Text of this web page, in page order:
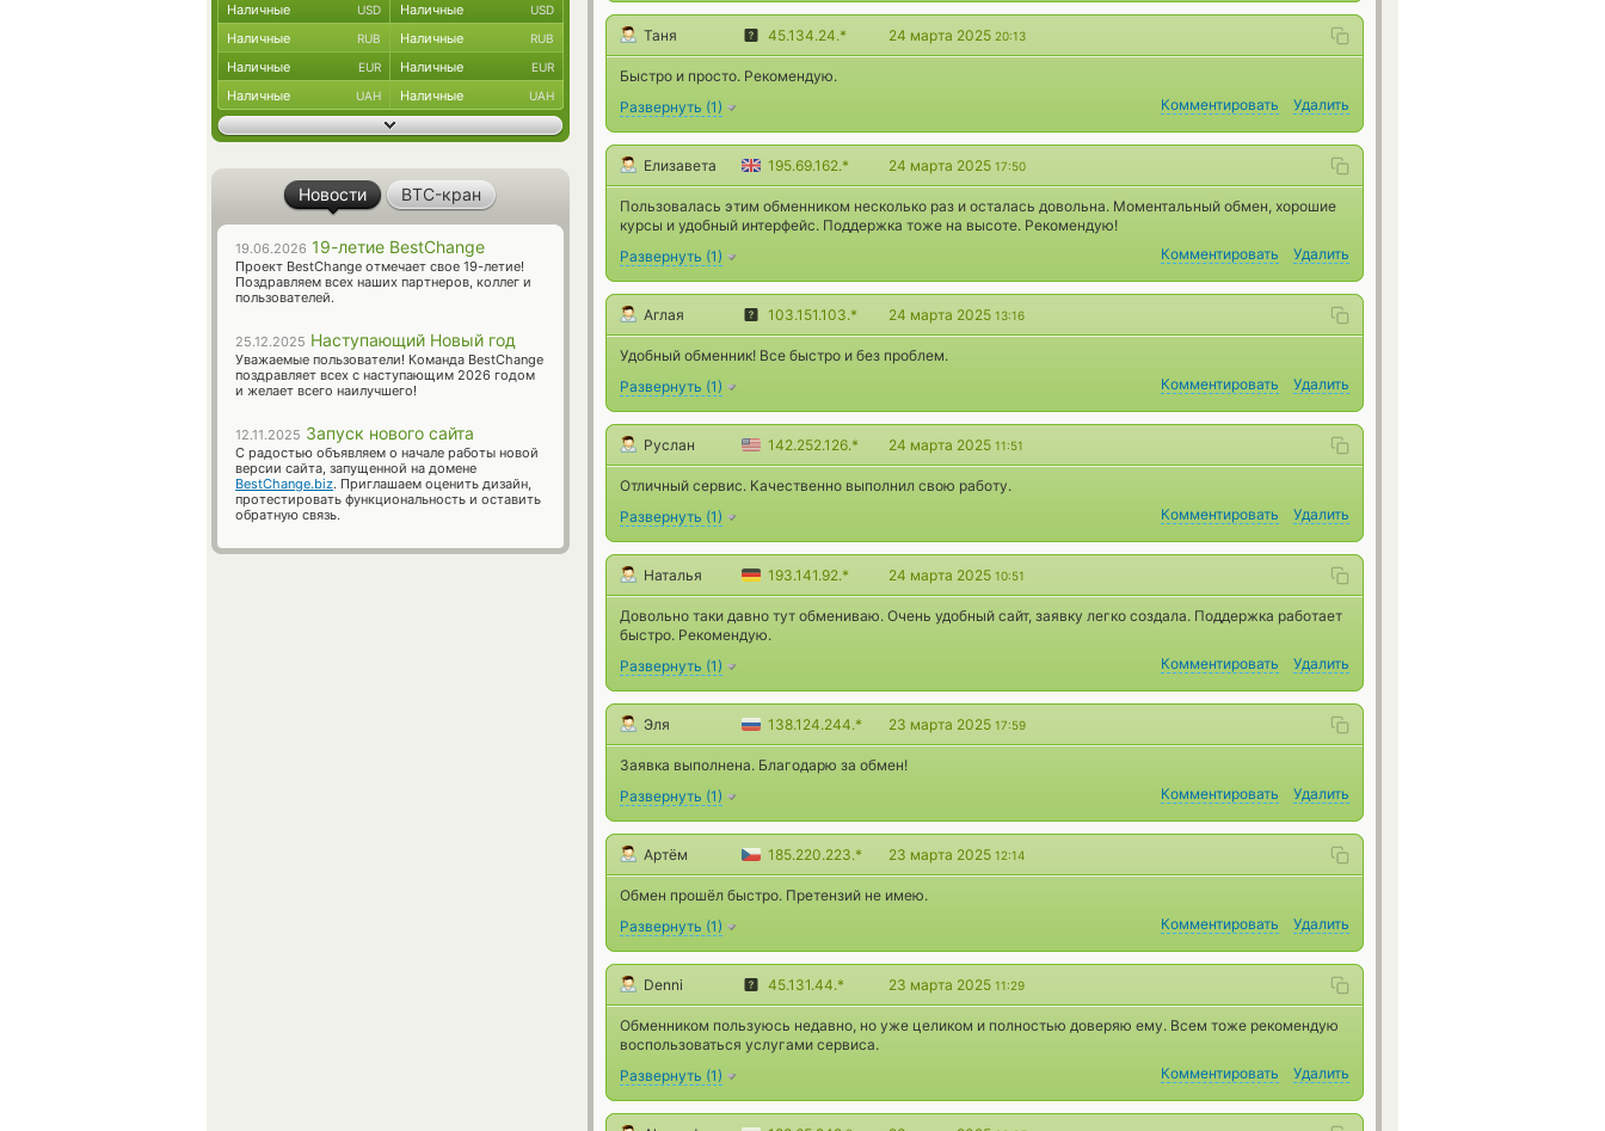
Таня 45.134.24.* 24 марта 2025 20:13
Быстро и просто. Рекомендую.
Развернуть (1) Комментировать Удалить
Елизавета 195.69.162.* 24 марта 2025 17:50
Пользовалась этим обменником несколько раз и осталась довольна. Моментальный обмен, хорошие
курсы и удобный интерфейс. Поддержка тоже на высоте. Рекомендую!
Развернуть (1) Комментировать Удалить
Аглая 103.151.103.* 24 марта 2025 13:16
Удобный обменник! Все быстро и без проблем.
Развернуть (1) Комментировать Удалить
Руслан 142.252.126.* 24 марта 2025 11:51
Отличный сервис. Качественно выполнил свою работу.
Развернуть (1) Комментировать Удалить
Наталья 193.141.92.* 24 марта 2025 10:51
Довольно таки давно тут обмениваю. Очень удобный сайт, заявку легко создала. Поддержка работает
быстро. Рекомендую.
Развернуть (1) Комментировать Удалить
Эля 138.124.244.* 23 марта 2025 17:59
Заявка выполнена. Благодарю за обмен!
Развернуть (1) Комментировать Удалить
Артём 185.220.223.* 23 марта 2025 12:14
Обмен прошёл быстро. Претензий не имею.
Развернуть (1) Комментировать Удалить
Denni 45.131.44.* 23 марта 2025 11:29
Обменником пользуюсь недавно, но уже целиком и полностью доверяю ему. Всем тоже рекомендую
воспользоваться услугами сервиса.
Развернуть (1) Комментировать Удалить
Наличные USD Наличные USD
Наличные RUB Наличные RUB
Наличные EUR Наличные EUR
Наличные UAH Наличные UAH
Новости BTC-кран
19.06.2026 19-летие BestChange
Проект BestChange отмечает свое 19-летие!
Поздравляем всех наших партнеров, коллег и
пользователей.
25.12.2025 Наступающий Новый год
Уважаемые пользователи! Команда BestChange
поздравляет всех с наступающим 2026 годом
и желает всего наилучшего!
12.11.2025 Запуск нового сайта
С радостью объявляем о начале работы новой
версии сайта, запущенной на домене
BestChange.biz. Приглашаем оценить дизайн,
протестировать функциональность и оставить
обратную связь.